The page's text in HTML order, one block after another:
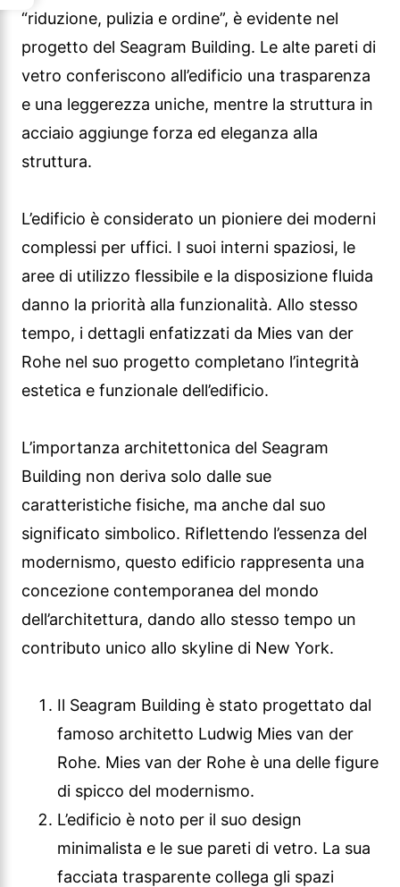
“riduzione, pulizia e ordine”, è evidente nel
progetto del Seagram Building. Le alte pareti di
vetro conferiscono all’edificio una trasparenza
e una leggerezza uniche, mentre la struttura in
acciaio aggiunge forza ed eleganza alla
struttura.
L’edificio è considerato un pioniere dei moderni
complessi per uffici. I suoi interni spaziosi, le
aree di utilizzo flessibile e la disposizione fluida
danno la priorità alla funzionalità. Allo stesso
tempo, i dettagli enfatizzati da Mies van der
Rohe nel suo progetto completano l’integrità
estetica e funzionale dell’edificio.
L’importanza architettonica del Seagram
Building non deriva solo dalle sue
caratteristiche fisiche, ma anche dal suo
significato simbolico. Riflettendo l’essenza del
modernismo, questo edificio rappresenta una
concezione contemporanea del mondo
dell’architettura, dando allo stesso tempo un
contributo unico allo skyline di New York.
Il Seagram Building è stato progettato dal
famoso architetto Ludwig Mies van der
Rohe. Mies van der Rohe è una delle figure
di spicco del modernismo.
L’edificio è noto per il suo design
minimalista e le sue pareti di vetro. La sua
facciata trasparente collega gli spazi